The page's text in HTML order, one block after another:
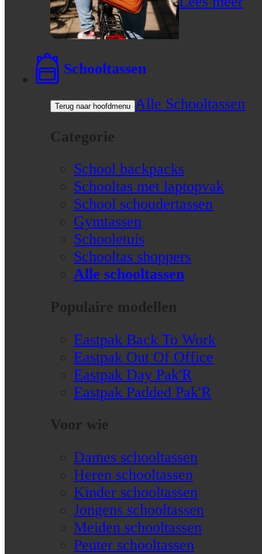
Schooltassen
Terug naar hoofdmenu Alle Schooltassen
Categorie
School backpacks
Schooltas met laptopvak
School schoudertassen
Gymtassen
Schooletuis
Schooltas shoppers
Alle schooltassen
Populaire modellen
Eastpak Back To Work
Eastpak Out Of Office
Eastpak Day Pak'R
Eastpak Padded Pak'R
Voor wie
Dames schooltassen
Heren schooltassen
Kinder schooltassen
Jongens schooltassen
Meiden schooltassen
Peuter schooltassen